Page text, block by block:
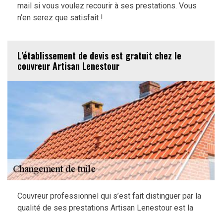
mail si vous voulez recourir à ses prestations. Vous
n’en serez que satisfait !
L’établissement de devis est gratuit chez le
couvreur Artisan Lenestour
Couvreur professionnel qui s’est fait distinguer par la
qualité de ses prestations Artisan Lenestour est la